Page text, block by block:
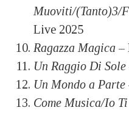
Muoviti/(Tanto)3/
Live 2025
Ragazza Magica –
Un Raggio Di Sole
Un Mondo a Parte
Come Musica/Io